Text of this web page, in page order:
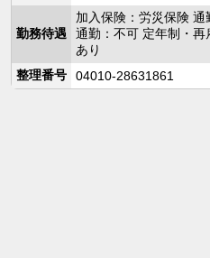
勤務待遇
加入保険：労災保険
通勤：不可 定年制・再
あり
整理番号
04010-28631861